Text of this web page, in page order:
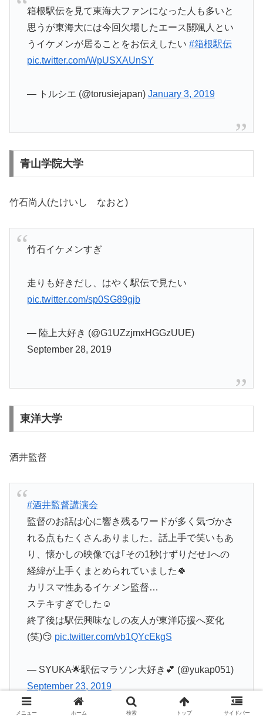
箱根駅伝を見て東海大ファンになった人も多いと
思うが東海大には今回欠場したエース關颯人とい
うイケメンが居ることをお伝えしたい #箱根駅伝
pic.twitter.com/WpUSXAUnSY
— トルシエ (@torusiejapan) January 3, 2019
青山学院大学
竹石尚人(たけいし なおと)
竹石イケメンすぎ
走りも好きだし、はやく駅伝で見たい
pic.twitter.com/sp0SG89gjb
— 陸上大好き (@G1UZzjmxHGGzUUE)
September 28, 2019
東洋大学
酒井監督
#酒井監督講演会
監督のお話は心に響き残るワードが多く気づかさ
れる点もたくさんありました。話上手で笑いもあ
り、懐かしの映像では｢その1秒けずりだせ｣への
経緯が上手くまとめられていました🍀
カリスマ性あるイケメン監督…
ステキすぎでした☺️
終了後は駅伝興味なしの友人が東洋応援へ変化
(笑)😏 pic.twitter.com/vb1QYcEkgS
— SYUKA🌟駅伝マラソン大好き💕 (@yukap051)
September 23, 2019
メニュー ホーム 検索 トップ サイドバー